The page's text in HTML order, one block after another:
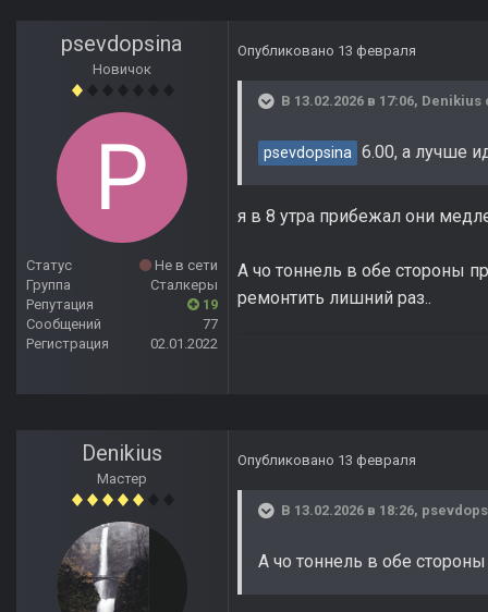
psevdopsina
Новичок
Статус
Не в сети
Группа
Сталкеры
Репутация
19
Сообщений
77
Регистрация
02.01.2022
Опубликовано 13 февраля
В 13.02.2026 в 17:06, Denikius
psevdopsina 6.00, а лучше
я в 8 утра прибежал они
А чо тоннель в обе стороны
ремонтить лишний раз..
Denikius
Мастер
Опубликовано 13 февраля
В 13.02.2026 в 18:26,
А чо тоннель в обе